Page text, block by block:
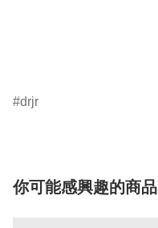
drjr
你可能感興趣的商品